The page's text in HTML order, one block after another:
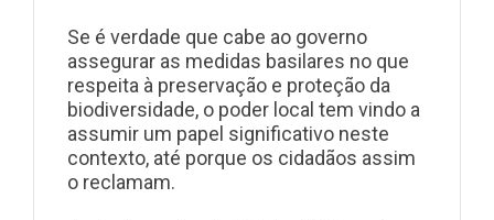
Se é verdade que cabe ao governo
assegurar as medidas basilares no que
respeita à preservação e proteção da
biodiversidade, o poder local tem vindo a
assumir um papel significativo neste
contexto, até porque os cidadãos assim
o reclamam.